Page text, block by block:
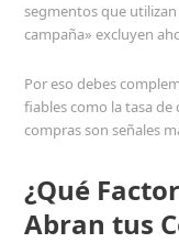
segmentos que
campaña» excluyen
Por eso debes
fiables como la tasa de
compras son señales
¿Qué
Abran tus